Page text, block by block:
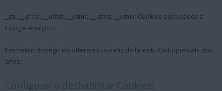
_ga, __utma, __utmb, __utmc, __utmz, __utmv: Cookies associades a
Google Analytics.
Permeten distingir els diferents usuaris de la web. Caduquen als dos
anys.
Configurar o deshabilitar Cookies: